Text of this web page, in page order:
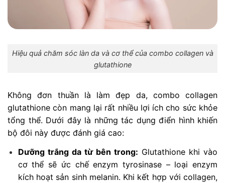
Hiệu quả chăm sóc làn da và cơ thể của combo collagen và
glutathione
Không đơn thuần là làm đẹp da, combo collagen
glutathione còn mang lại rất nhiều lợi ích cho sức khỏe
tổng thể. Dưới đây là những tác dụng điển hình khiến
bộ đôi này được đánh giá cao:
Dưỡng trắng da từ bên trong: Glutathione khi vào
cơ thể sẽ ức chế enzym tyrosinase – loại enzym
kích hoạt sản sinh melanin. Khi kết hợp với collagen,